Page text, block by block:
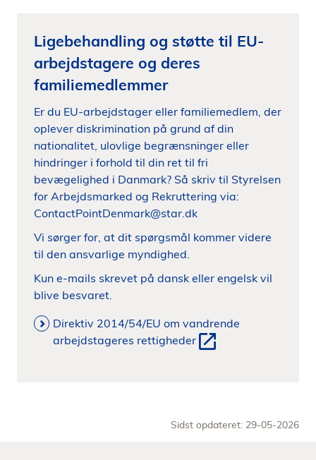
Ligebehandling og støtte til EU-
arbejdstagere og deres
familiemedlemmer
Er du EU-arbejdstager eller familiemedlem, der
oplever diskrimination på grund af din
nationalitet, ulovlige begrænsninger eller
hindringer i forhold til din ret til fri
bevægelighed i Danmark? Så skriv til Styrelsen
for Arbejdsmarked og Rekruttering via:
ContactPointDenmark@star.dk
Vi sørger for, at dit spørgsmål kommer videre
til den ansvarlige myndighed.
Kun e-mails skrevet på dansk eller engelsk vil
blive besvaret.
Direktiv 2014/54/EU om vandrende
arbejdstageres rettigheder
Sidst opdateret: 29-05-2026